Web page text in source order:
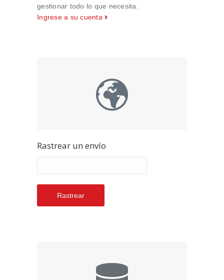
gestionar todo lo que necesita.
Ingrese a su cuenta
Rastrear un envío
Rastrear